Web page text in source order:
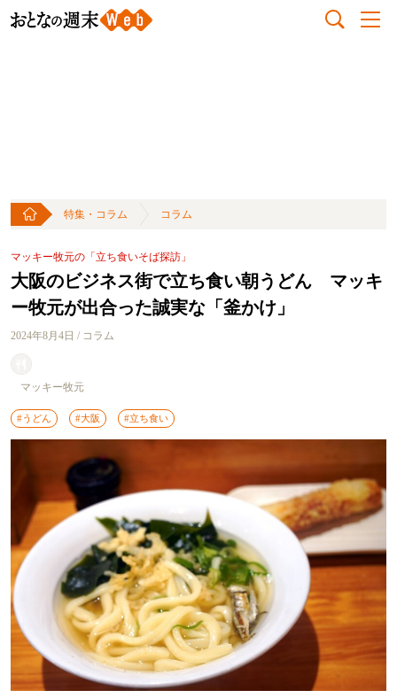
特集・コラム コラム
マッキー牧元の「立ち食いそば探訪」
大阪のビジネス街で立ち食い朝うどん マッキ
ー牧元が出合った誠実な「釜かけ」
2024年8月4日 / コラム
マッキー牧元
#うどん #大阪 #立ち食い